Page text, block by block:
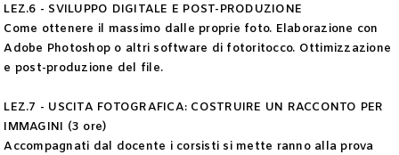
LEZ.6 - SVILUPPO DIGITALE E POST-PRODUZIONE
Come ottenere il massimo dalle proprie foto. Elaborazione con
Adobe Photoshop o altri software di fotoritocco. Ottimizzazione
e post-produzione del file.
LEZ.7 - USCITA FOTOGRAFICA: COSTRUIRE UN RACCONTO PER
IMMAGINI (3 ore)
Accompagnati dal docente i corsisti si mette ranno alla prova